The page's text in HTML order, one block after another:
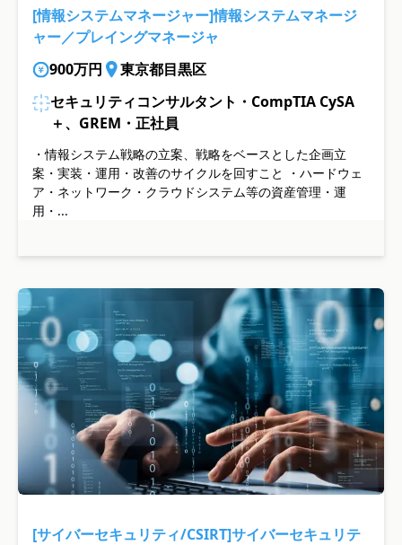
[情報システムマネージャー]情報システムマネージ
ャー／プレイングマネージャ
900万円
東京都目黒区
セキュリティコンサルタント・CompTIA CySA
＋、GREM・正社員
・情報システム戦略の立案、戦略をベースとした企画立
案・実装・運用・改善のサイクルを回すこと ・ハードウェ
ア・ネットワーク・クラウドシステム等の資産管理・運
用・...
[サイバーセキュリティ/CSIRT]サイバーセキュリテ